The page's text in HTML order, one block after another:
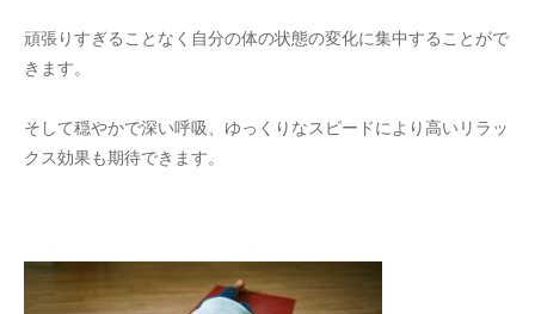
頑張りすぎることなく自分の体の状態の変化に集中することがで
きます。
そして穏やかで深い呼吸、ゆっくりなスピードにより高いリラッ
クス効果も期待できます。